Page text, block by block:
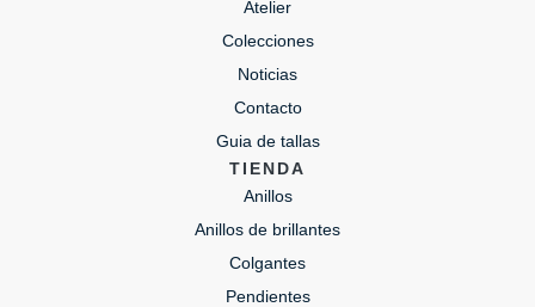
Atelier
Colecciones
Noticias
Contacto
Guia de tallas
TIENDA
Anillos
Anillos de brillantes
Colgantes
Pendientes